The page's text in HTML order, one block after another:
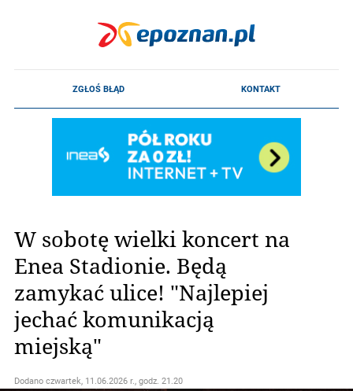
W sobotę wielki koncert na
Enea Stadionie. Będą
zamykać ulice! "Najlepiej
jechać komunikacją
miejską"
Dodano czwartek, 11.06.2026 r., godz. 21.20